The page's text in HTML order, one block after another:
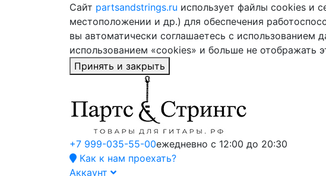
Сайт partsandstrings.ru использует файлы cookies и
местоположении и др.) для обеспечения
вы автоматически соглашаетесь с использованием
использованием «cookies» и больше не отображать
Принять и закрыть
+7 999-035-55-00ежедневно с 12:00 до 20:30
Как к нам проехать?
Аккаунт